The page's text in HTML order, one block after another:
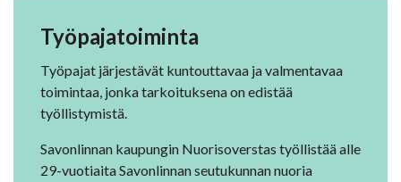
Työpajatoiminta
Työpajat järjestävät kuntouttavaa ja valmentavaa
toimintaa, jonka tarkoituksena on edistää
työllistymistä.
Savonlinnan kaupungin Nuorisoverstas työllistää alle
29-vuotiaita Savonlinnan seutukunnan nuoria